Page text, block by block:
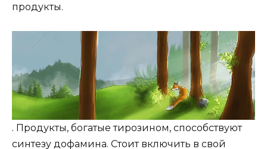
продукты.
. Продукты, богатые тирозином, способствуют
синтезу дофамина. Стоит включить в свой